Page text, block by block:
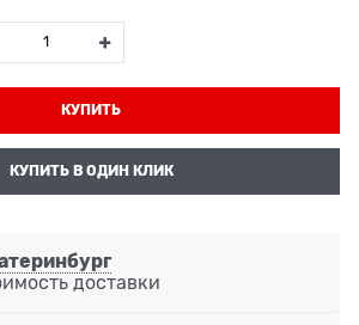
КУПИТЬ
КУПИТЬ В ОДИН КЛИК
доставки